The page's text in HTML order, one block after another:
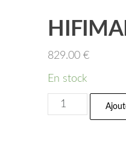
829.00€
En stock